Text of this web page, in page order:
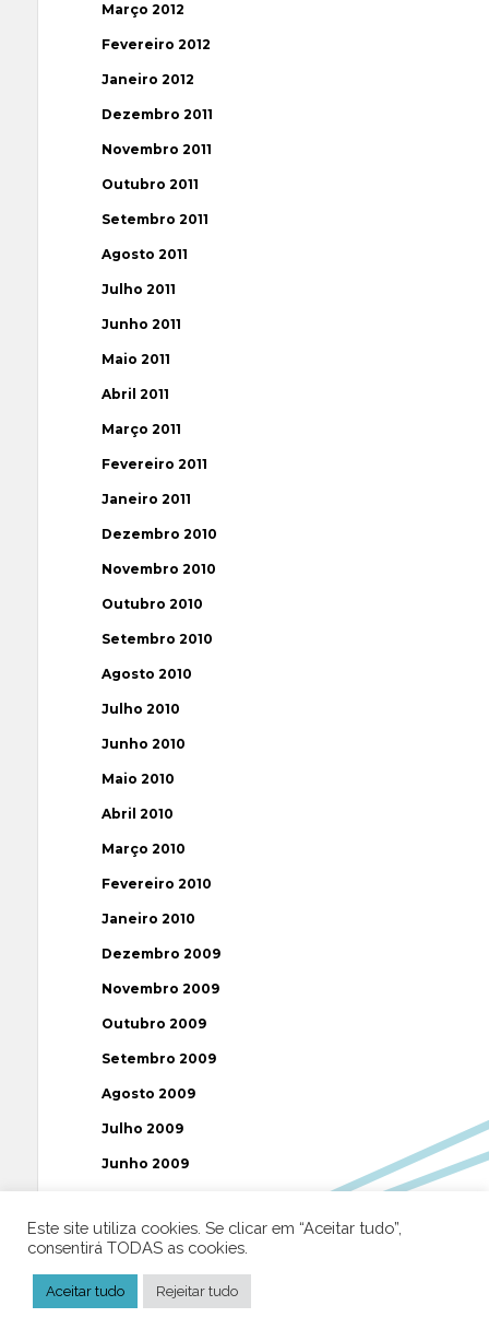
Março 2012
Fevereiro 2012
Janeiro 2012
Dezembro 2011
Novembro 2011
Outubro 2011
Setembro 2011
Agosto 2011
Julho 2011
Junho 2011
Maio 2011
Abril 2011
Março 2011
Fevereiro 2011
Janeiro 2011
Dezembro 2010
Novembro 2010
Outubro 2010
Setembro 2010
Agosto 2010
Julho 2010
Junho 2010
Maio 2010
Abril 2010
Março 2010
Fevereiro 2010
Janeiro 2010
Dezembro 2009
Novembro 2009
Outubro 2009
Setembro 2009
Agosto 2009
Julho 2009
Junho 2009
Abril 2009
Fevereiro 2009
Este site utiliza cookies. Se clicar em “Aceitar tudo”,
consentirá TODAS as cookies.
Aceitar tudo Rejeitar tudo